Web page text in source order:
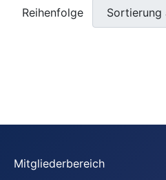
Reihenfolge
Mitgliederbereich